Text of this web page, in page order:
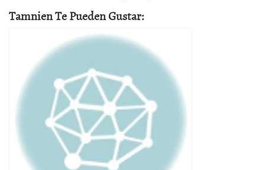
Tamnien Te Pueden Gustar: